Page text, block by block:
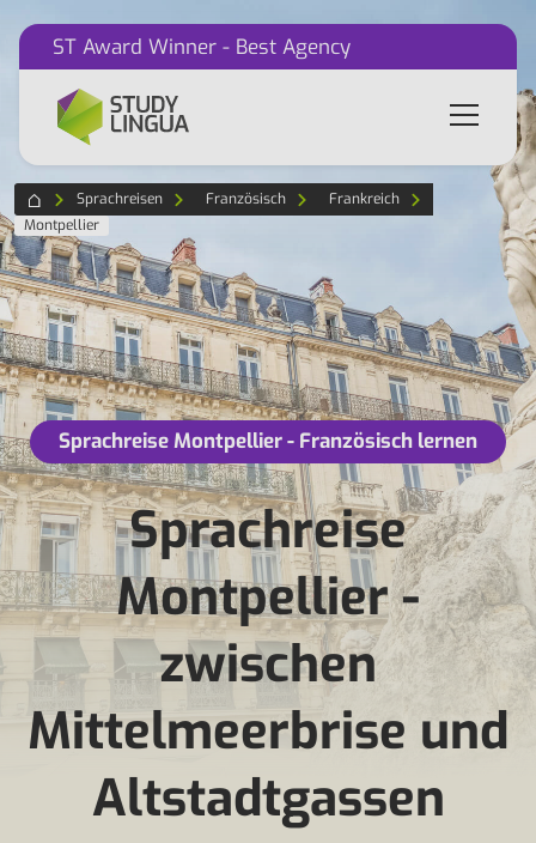
ST Award Winner - Best Agency
Sprachreisen Französisch
Frankreich
Montpellier
Sprachreise Montpellier - Französisch lernen
Sprachreise
Montpellier -
zwischen
Mittelmeerbrise und
Altstadtgassen